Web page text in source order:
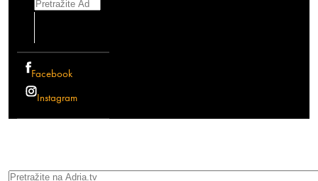
Facebook
Instagram
Search